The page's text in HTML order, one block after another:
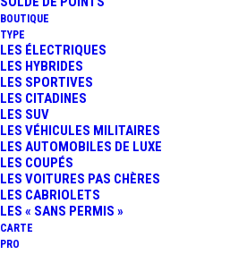
BOUTIQUE
TYPE
LES ÉLECTRIQUES
LES HYBRIDES
LES SPORTIVES
LES CITADINES
LES SUV
LES VÉHICULES MILITAIRES
LES AUTOMOBILES DE LUXE
LES COUPÉS
LES VOITURES PAS CHÈRES
LES CABRIOLETS
LES « SANS PERMIS »
CARTE
PRO
Ce radar est
RD918, au cœur de